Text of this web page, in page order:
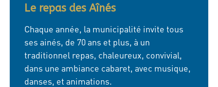
Le repas des Aînés
Chaque année, la municipalité invite tous
ses ainés, de 70 ans et plus, à un
traditionnel repas, chaleureux, convivial,
dans une ambiance cabaret, avec musique,
danses, et animations.